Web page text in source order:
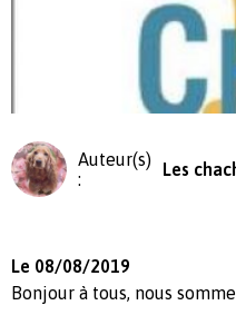
Auteur(s)
:
Les
Le 08/08/2019
Bonjour à tous, nous